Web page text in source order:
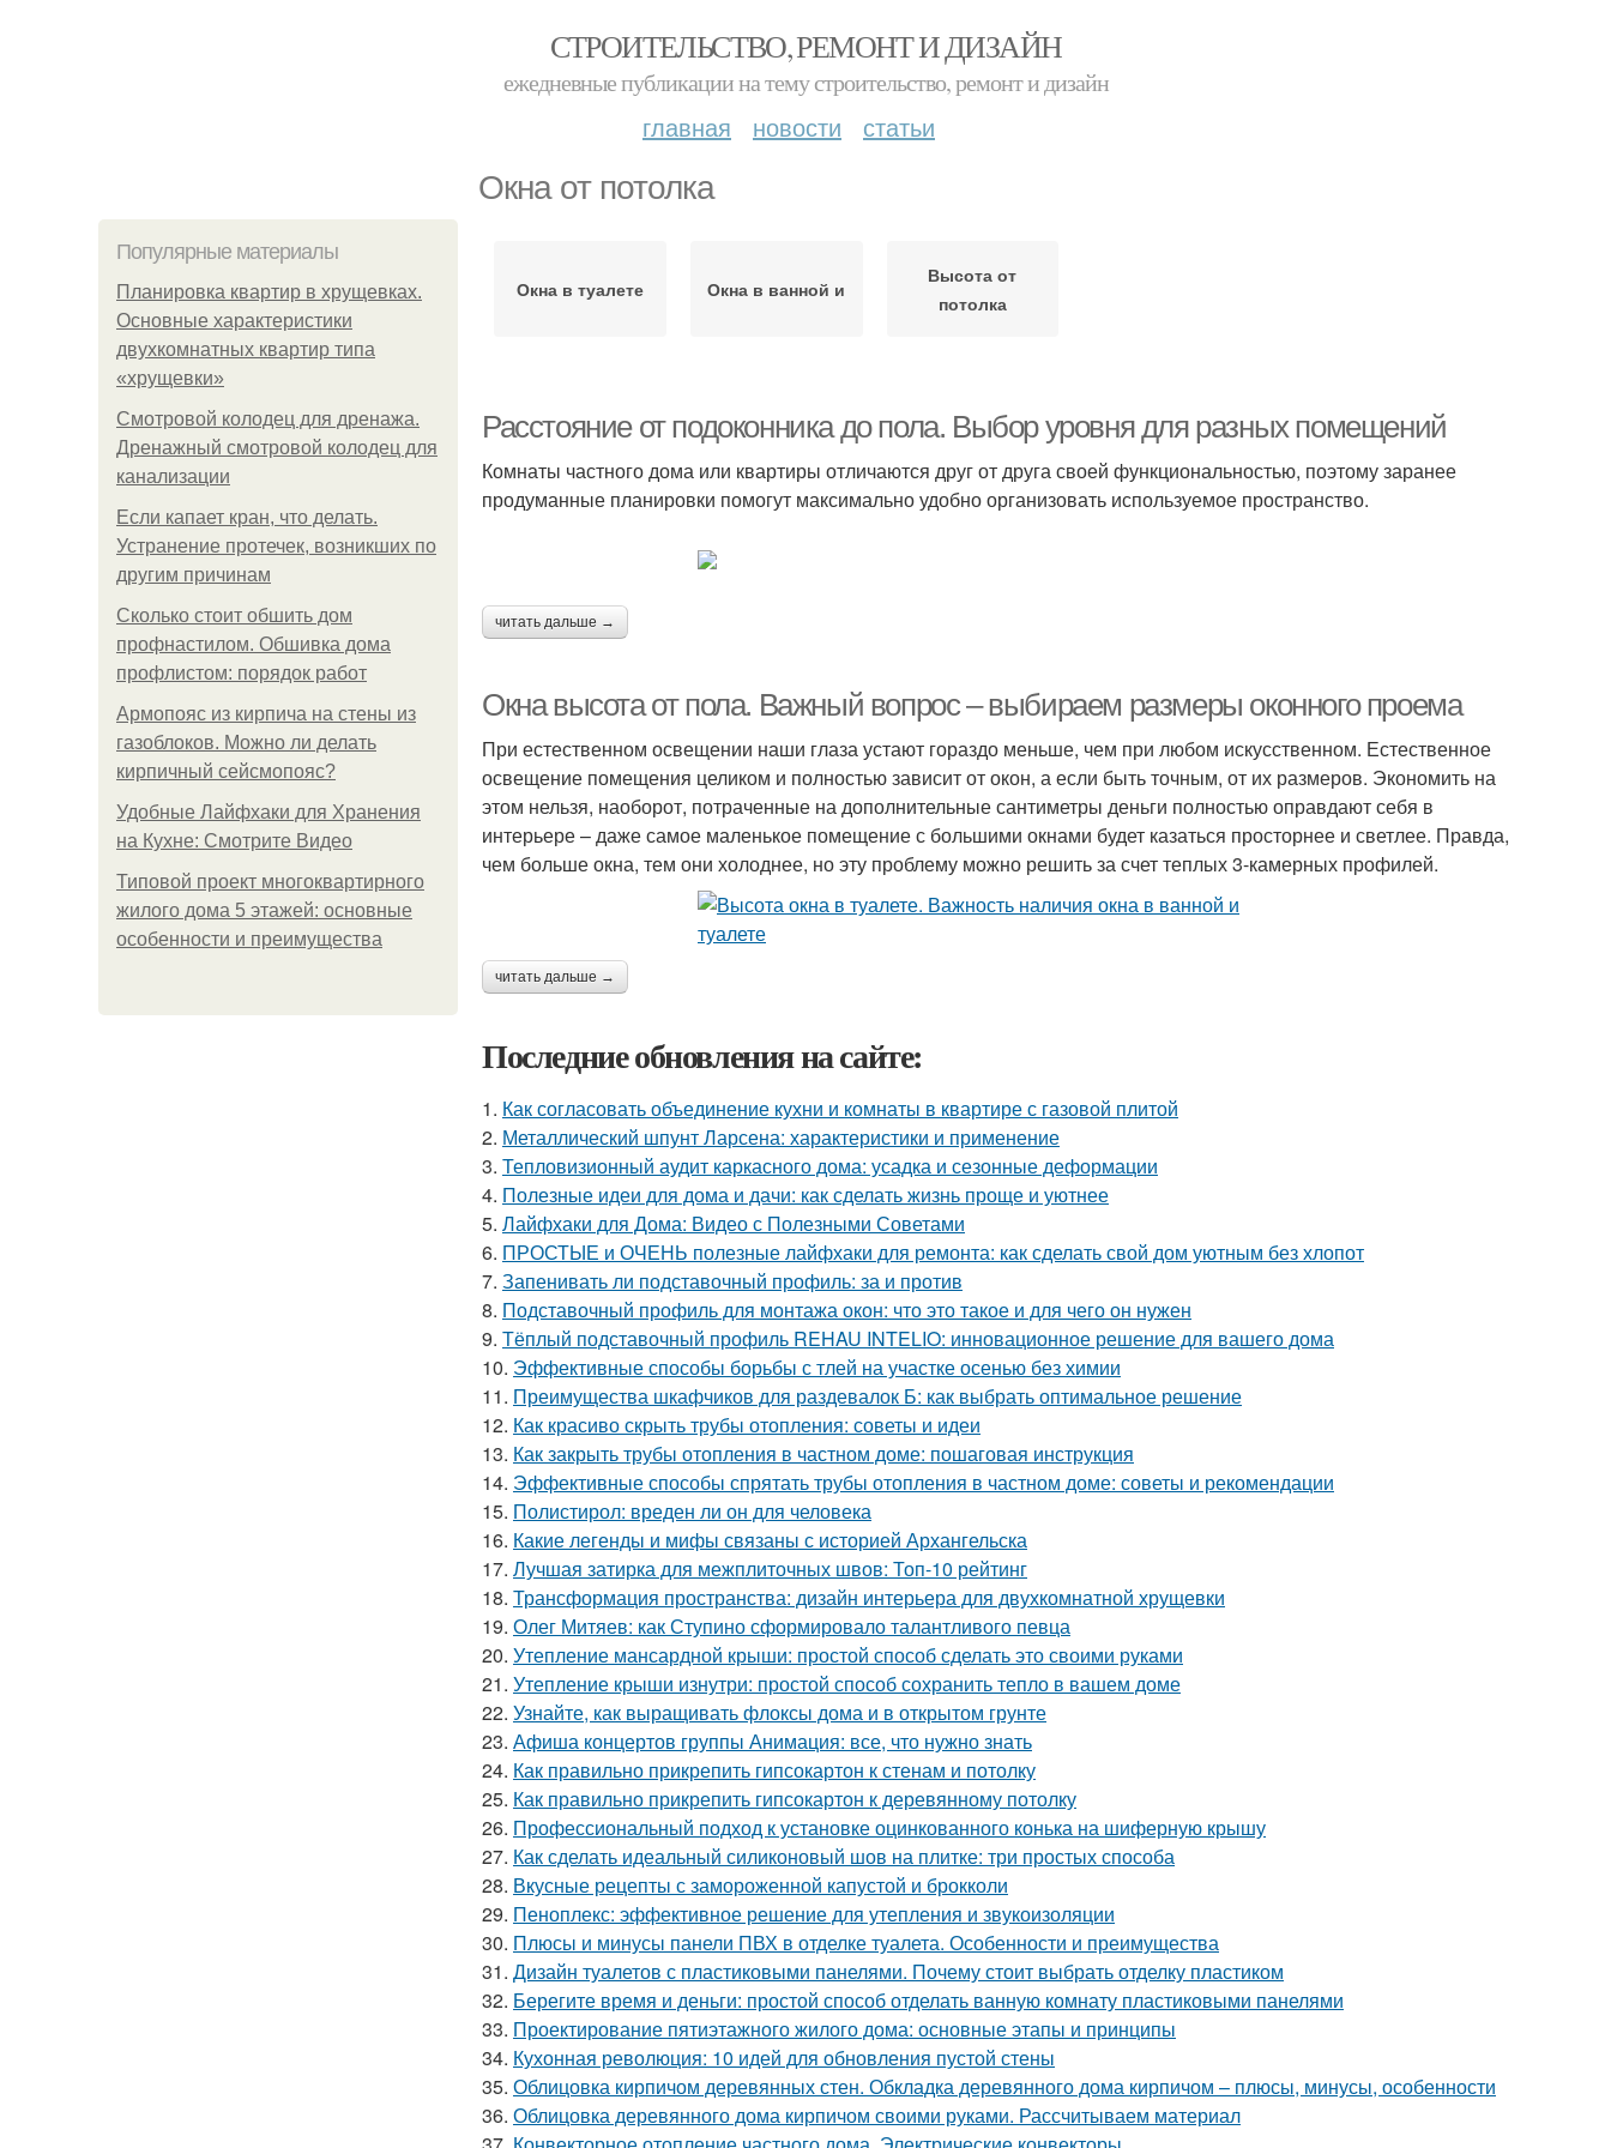
СТРОИТЕЛЬСТВО, РЕМОНТ И ДИЗАЙН
ежедневные публикации на тему строительство, ремонт и дизайн
главная новости статьи
Окна от потолка
Популярные материалы
Планировка квартир в хрущевках.
Основные характеристики
двухкомнатных квартир типа
«хрущевки»
Смотровой колодец для дренажа.
Дренажный смотровой колодец для
канализации
Если капает кран, что делать.
Устранение протечек, возникших по
другим причинам
Сколько стоит обшить дом
профнастилом. Обшивка дома
профлистом: порядок работ
Армопояс из кирпича на стены из
газоблоков. Можно ли делать
кирпичный сейсмопояс?
Удобные Лайфхаки для Хранения
на Кухне: Смотрите Видео
Типовой проект многоквартирного
жилого дома 5 этажей: основные
особенности и преимущества
Окна в туалете Окна в ванной и
Высота от
потолка
Расстояние от подоконника до пола. Выбор уровня для разных помещений
Комнаты частного дома или квартиры отличаются друг от друга своей функциональностью, поэтому заранее
продуманные планировки помогут максимально удобно организовать используемое пространство.
читать дальше →
Окна высота от пола. Важный вопрос – выбираем размеры оконного проема
При естественном освещении наши глаза устают гораздо меньше, чем при любом искусственном. Естественное
освещение помещения целиком и полностью зависит от окон, а если быть точным, от их размеров. Экономить на
этом нельзя, наоборот, потраченные на дополнительные сантиметры деньги полностью оправдают себя в
интерьере – даже самое маленькое помещение с большими окнами будет казаться просторнее и светлее. Правда,
чем больше окна, тем они холоднее, но эту проблему можно решить за счет теплых 3-камерных профилей.
читать дальше →
Последние обновления на сайте:
1. Как согласовать объединение кухни и комнаты в квартире с газовой плитой
2. Металлический шпунт Ларсена: характеристики и применение
3. Тепловизионный аудит каркасного дома: усадка и сезонные деформации
4. Полезные идеи для дома и дачи: как сделать жизнь проще и уютнее
5. Лайфхаки для Дома: Видео с Полезными Советами
6. ПРОСТЫЕ и ОЧЕНЬ полезные лайфхаки для ремонта: как сделать свой дом уютным без хлопот
7. Запенивать ли подставочный профиль: за и против
8. Подставочный профиль для монтажа окон: что это такое и для чего он нужен
9. Тёплый подставочный профиль REHAU INTELIO: инновационное решение для вашего дома
10. Эффективные способы борьбы с тлей на участке осенью без химии
11. Преимущества шкафчиков для раздевалок Б: как выбрать оптимальное решение
12. Как красиво скрыть трубы отопления: советы и идеи
13. Как закрыть трубы отопления в частном доме: пошаговая инструкция
14. Эффективные способы спрятать трубы отопления в частном доме: советы и рекомендации
15. Полистирол: вреден ли он для человека
16. Какие легенды и мифы связаны с историей Архангельска
17. Лучшая затирка для межплиточных швов: Топ-10 рейтинг
18. Трансформация пространства: дизайн интерьера для двухкомнатной хрущевки
19. Олег Митяев: как Ступино сформировало талантливого певца
20. Утепление мансардной крыши: простой способ сделать это своими руками
21. Утепление крыши изнутри: простой способ сохранить тепло в вашем доме
22. Узнайте, как выращивать флоксы дома и в открытом грунте
23. Афиша концертов группы Анимация: все, что нужно знать
24. Как правильно прикрепить гипсокартон к стенам и потолку
25. Как правильно прикрепить гипсокартон к деревянному потолку
26. Профессиональный подход к установке оцинкованного конька на шиферную крышу
27. Как сделать идеальный силиконовый шов на плитке: три простых способа
28. Вкусные рецепты с замороженной капустой и брокколи
29. Пеноплекс: эффективное решение для утепления и звукоизоляции
30. Плюсы и минусы панели ПВХ в отделке туалета. Особенности и преимущества
31. Дизайн туалетов с пластиковыми панелями. Почему стоит выбрать отделку пластиком
32. Берегите время и деньги: простой способ отделать ванную комнату пластиковыми панелями
33. Проектирование пятиэтажного жилого дома: основные этапы и принципы
34. Кухонная революция: 10 идей для обновления пустой стены
35. Облицовка кирпичом деревянных стен. Обкладка деревянного дома кирпичом – плюсы, минусы, особенности
36. Облицовка деревянного дома кирпичом своими руками. Рассчитываем материал